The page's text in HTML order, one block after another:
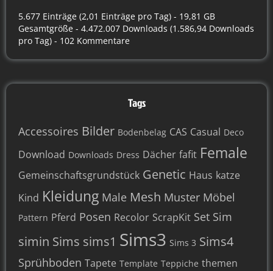
5.677 Einträge (2,01 Einträge pro Tag) - 19,81 GB
Gesamtgröße - 4.472.007 Downloads (1.586,94 Downloads
pro Tag) - 102 Kommentare
Tags
Accessoires Bilder Bodenbelag CAS Casual Deco
Download Downloads Dress Dächer fafit Female
Gemeinschaftsgrundstück Genetic Haus katze
Kind Kleidung Male Mesh Muster Möbel
Pattern Pferd Posen Recolor ScrapKit Set Sim
simin Sims sims1 Sims3 Sims 3 Sims4
Sprühboden Tapete Template Teppiche themen